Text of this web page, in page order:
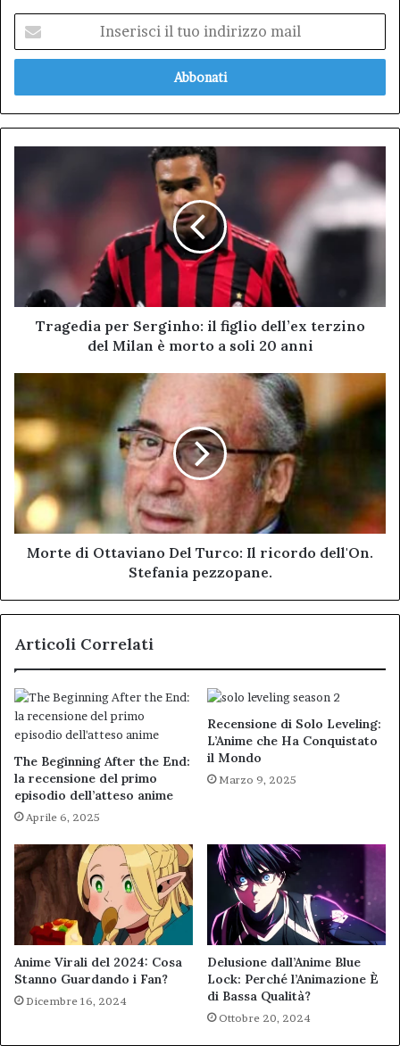
tuo
mail
il
Milan
anni
Tragedia per Serginho: il figlio dell’ex terzino
del Milan è morto a soli 20 anni
Ottaviano
Turco:
Il
ricordo
dell'On.
Stefania
pezzopane.
Morte di Ottaviano Del Turco: Il ricordo dell'On.
Stefania pezzopane.
Articoli Correlati
The Beginning After the End:
la recensione del primo
episodio dell’atteso anime
Aprile 6, 2025
Recensione di Solo Leveling:
L’Anime che Ha Conquistato
il Mondo
Marzo 9, 2025
Anime Virali del 2024: Cosa
Stanno Guardando i Fan?
Dicembre 16, 2024
Delusione dall’Anime Blue
Lock: Perché l’Animazione È
di Bassa Qualità?
Ottobre 20, 2024